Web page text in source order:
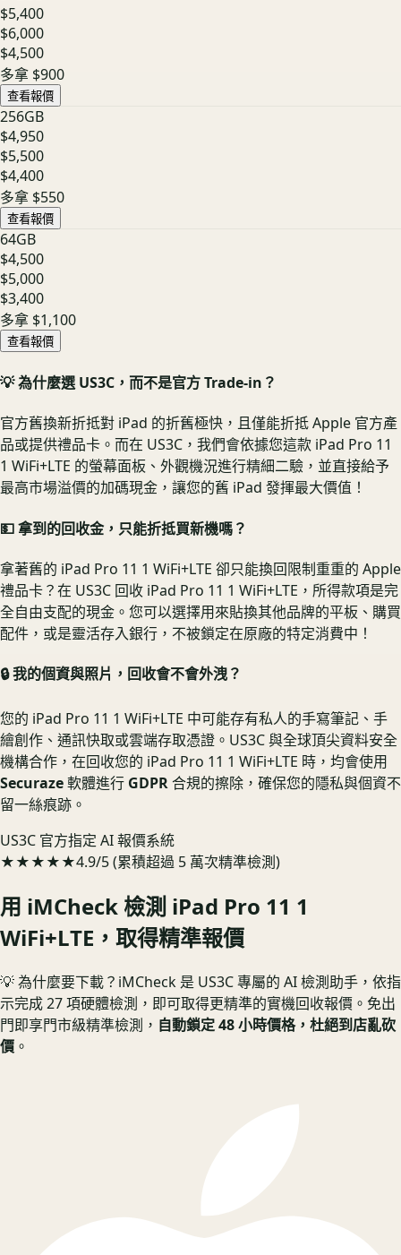
$5,400
$6,000
$4,500
多拿 $900
查看報價
256GB
$4,950
$5,500
$4,400
多拿 $550
查看報價
64GB
$4,500
$5,000
$3,400
多拿 $1,100
查看報價
💡 為什麼選 US3C，而不是官方 Trade-in？
官方舊換新折抵對 iPad 的折舊極快，且僅能折抵 Apple 官方產
品或提供禮品卡。而在 US3C，我們會依據您這款 iPad Pro 11
1 WiFi+LTE 的螢幕面板、外觀機況進行精細二驗，並直接給予
最高市場溢價的加碼現金，讓您的舊 iPad 發揮最大價值！
💵 拿到的回收金，只能折抵買新機嗎？
拿著舊的 iPad Pro 11 1 WiFi+LTE 卻只能換回限制重重的 Apple
禮品卡？在 US3C 回收 iPad Pro 11 1 WiFi+LTE，所得款項是完
全自由支配的現金。您可以選擇用來貼換其他品牌的平板、購買
配件，或是靈活存入銀行，不被鎖定在原廠的特定消費中！
🔒 我的個資與照片，回收會不會外洩？
您的 iPad Pro 11 1 WiFi+LTE 中可能存有私人的手寫筆記、手
繪創作、通訊快取或雲端存取憑證。US3C 與全球頂尖資料安全
機構合作，在回收您的 iPad Pro 11 1 WiFi+LTE 時，均會使用
Securaze軟體進行 GDPR合規的擦除，確保您的隱私與個資不
留一絲痕跡。
US3C 官方指定 AI 報價系統
★★★★★4.9/5 (累積超過 5 萬次精準檢測)
用 iMCheck 檢測 iPad Pro 11 1
WiFi+LTE ，取得精準報價
💡 為什麼要下載？ iMCheck 是 US3C 專屬的 AI 檢測助手，依指
示完成 27 項硬體檢測，即可取得更精準的實機回收報價。 免出
門即享門市級精準檢測， 自動鎖定 48 小時價格，杜絕到店亂砍
價 。